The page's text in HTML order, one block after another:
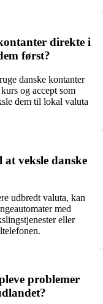
direkte i
først?
danske kontanter
og accept som
dem til lokal valuta
veksle danske
udbredt valuta, kan
med
eller
problemer